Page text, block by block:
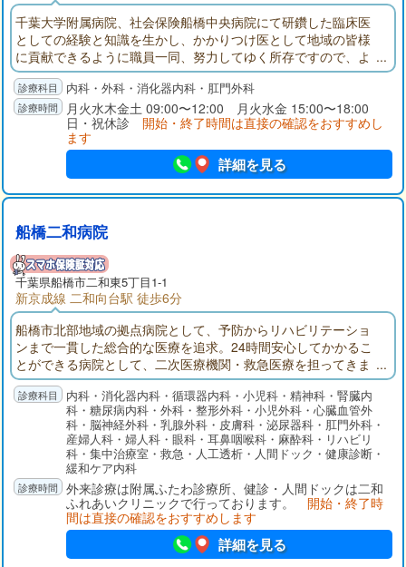
千葉大学附属病院、社会保険船橋中央病院にて研鑽した臨床医
としての経験と知識を生かし、かかりつけ医として地域の皆様
に貢献できるように職員一同、努力してゆく所存ですので、よ
ろしくお願いいたします。
内科・外科・消化器内科・肛門外科
月火水木金土 09:00〜12:00 月火水金 15:00〜18:00
日・祝休診 開始・終了時間は直接の確認をおすすめし
ます
詳細を見る
船橋二和病院
千葉県船橋市二和東5丁目1-1
新京成線 二和向台駅 徒歩6分
船橋市北部地域の拠点病院として、予防からリハビリテーショ
ンまで一貫した総合的な医療を追求。24時間安心してかかるこ
とができる病院として、二次医療機関・救急医療を担ってきま
した。船橋二和病院付属ふたわ診療所(主に外来部門)、ふれあい
クリニック（主に健診部門）、二和在宅介護支援センター、八
木が谷在宅介護支援センターでそれぞれ役割分担して連携を取
りながら、地域の皆様の健康を守ります。
内科・消化器内科・循環器内科・小児科・精神科・腎臓内
科・糖尿病内科・外科・整形外科・小児外科・心臓血管外
科・脳神経外科・乳腺外科・皮膚科・泌尿器科・肛門外科・
産婦人科・婦人科・眼科・耳鼻咽喉科・麻酔科・リハビリ
科・集中治療室・救急・人工透析・人間ドック・健康診断・
緩和ケア内科
外来診療は附属ふたわ診療所、健診・人間ドックは二和
ふれあいクリニックで行っております。 開始・終了時
間は直接の確認をおすすめします
詳細を見る